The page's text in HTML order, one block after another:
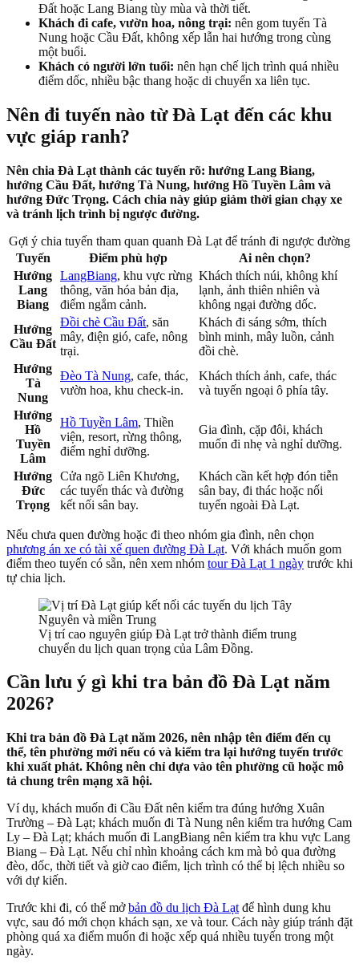
Đất hoặc Lang Biang tùy mùa và thời tiết.
Khách đi cafe, vườn hoa, nông trại: nên gom tuyến Tà
Nung hoặc Cầu Đất, không xếp lẫn hai hướng trong cùng
một buổi.
Khách có người lớn tuổi: nên hạn chế lịch trình quá nhiều
điểm dốc, nhiều bậc thang hoặc di chuyển xa liên tục.
Nên đi tuyến nào từ Đà Lạt đến các khu
vực giáp ranh?
Nên chia Đà Lạt thành các tuyến rõ: hướng Lang Biang,
hướng Cầu Đất, hướng Tà Nung, hướng Hồ Tuyền Lâm và
hướng Đức Trọng. Cách chia này giúp giảm thời gian chạy xe
và tránh lịch trình bị ngược đường.
Gợi ý chia tuyến tham quan quanh Đà Lạt để tránh đi ngược đường
Tuyến
Điểm phù hợp
Ai nên chọn?
Hướng
Lang
Biang
LangBiang, khu vực rừng
thông, văn hóa bản địa,
điểm ngắm cảnh.
Khách thích núi, không khí
lạnh, ảnh thiên nhiên và
không ngại đường dốc.
Hướng
Cầu Đất
Đồi chè Cầu Đất, săn
mây, điện gió, cafe, nông
trại.
Khách đi sáng sớm, thích
bình minh, mây luồn, cảnh
đồi chè.
Hướng
Tà
Nung
Đèo Tà Nung, cafe, thác,
vườn hoa, khu check-in.
Khách thích ảnh, cafe, thác
và tuyến ngoại ô phía tây.
Hướng
Hồ
Tuyền
Lâm
Hồ Tuyền Lâm, Thiền
viện, resort, rừng thông,
điểm nghỉ dưỡng.
Gia đình, cặp đôi, khách
muốn đi nhẹ và nghỉ dưỡng.
Hướng
Đức
Trọng
Cửa ngõ Liên Khương,
các tuyến thác và đường
kết nối sân bay.
Khách cần kết hợp đón tiễn
sân bay, đi thác hoặc nối
tuyến ngoài Đà Lạt.
Nếu chưa quen đường hoặc đi theo nhóm gia đình, nên chọn
phương án xe có tài xế quen đường Đà Lạt. Với khách muốn gom
điểm theo tuyến có sẵn, nên xem nhóm tour Đà Lạt 1 ngày trước khi
tự chia lịch.
Vị trí cao nguyên giúp Đà Lạt trở thành điểm trung
chuyển du lịch quan trọng của Lâm Đồng.
Cần lưu ý gì khi tra bản đồ Đà Lạt năm
2026?
Khi tra bản đồ Đà Lạt năm 2026, nên nhập tên điểm đến cụ
thể, tên phường mới nếu có và kiểm tra lại hướng tuyến trước
khi xuất phát. Không nên chỉ dựa vào tên phường cũ hoặc mô
tả chung trên mạng xã hội.
Ví dụ, khách muốn đi Cầu Đất nên kiểm tra đúng hướng Xuân
Trường – Đà Lạt; khách muốn đi Tà Nung nên kiểm tra hướng Cam
Ly – Đà Lạt; khách muốn đi LangBiang nên kiểm tra khu vực Lang
Biang – Đà Lạt. Nếu chỉ nhìn khoảng cách km mà bỏ qua đường
đèo, dốc, thời tiết và giờ cao điểm, lịch trình có thể bị lệch nhiều so
với dự kiến.
Trước khi đi, có thể mởbản đồ du lịch Đà Lạt để hình dung khu
vực, sau đó mới chọn khách sạn, xe và tour. Cách này giúp tránh đặt
phòng quá xa điểm muốn đi hoặc xếp quá nhiều tuyến trong một
ngày.